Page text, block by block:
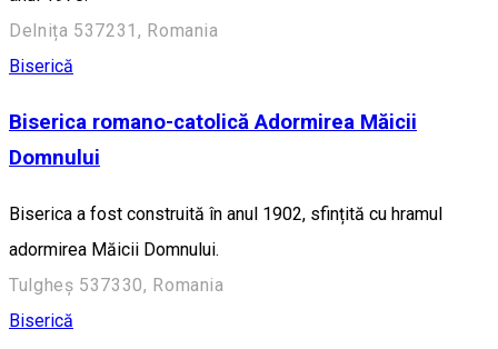
Delnița 537231, Romania
Biserică
Biserica romano-catolică Adormirea Măicii
Domnului
Biserica a fost construită în anul 1902, sfințită cu hramul
adormirea Măicii Domnului.
Tulgheș 537330, Romania
Biserică